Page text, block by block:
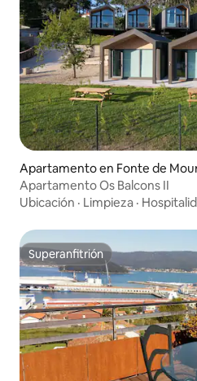
Apartamento en Fonte de
Apartamento Os Balcons II
Ubicación · Limpieza ·
Superanfitrión
Superanfitrión